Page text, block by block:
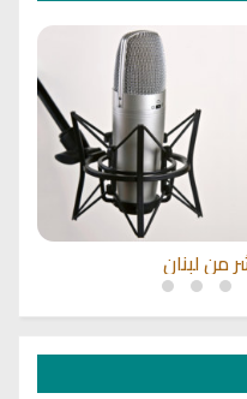
من لبنان